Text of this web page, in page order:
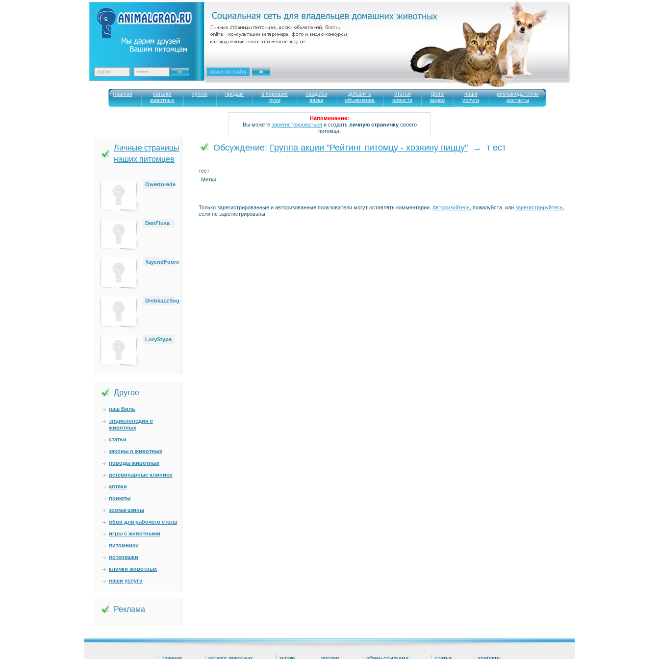
главная
каталог
животных
куплю продам
в хорошие
руки
свадьбы
вязка
добавить
объявление
статьи
новости
фото
видео
наши
услуги
рекламодателям
контакты
Напоминание:
Вы можете зарегистрироватьсяи создать личную страничкусвоего
питомца!
Личные страницы
наших питомцев
Owertorede
DenFlusa
YayendFooro
DrebkazzSog
LoryStype
Другое
наш Биль
энциклопедия о
животных
статьи
законы о животных
породы животных
ветеринарные клиники
аптеки
приюты
зоомагазины
обои для рабочего стола
игры с животными
питомники
потеряшки
клички животных
наши услуги
Реклама
Обсуждение: Группа акции "Рейтинг питомцу - хозяину пиццу" → т ест
тест
Метки:
Только зарегистрированные и авторизованные пользователи могут оставлять комментарии. Авторизуйтесь , пожалуйста, или зарегистрируйтесь
если не зарегистрированы.